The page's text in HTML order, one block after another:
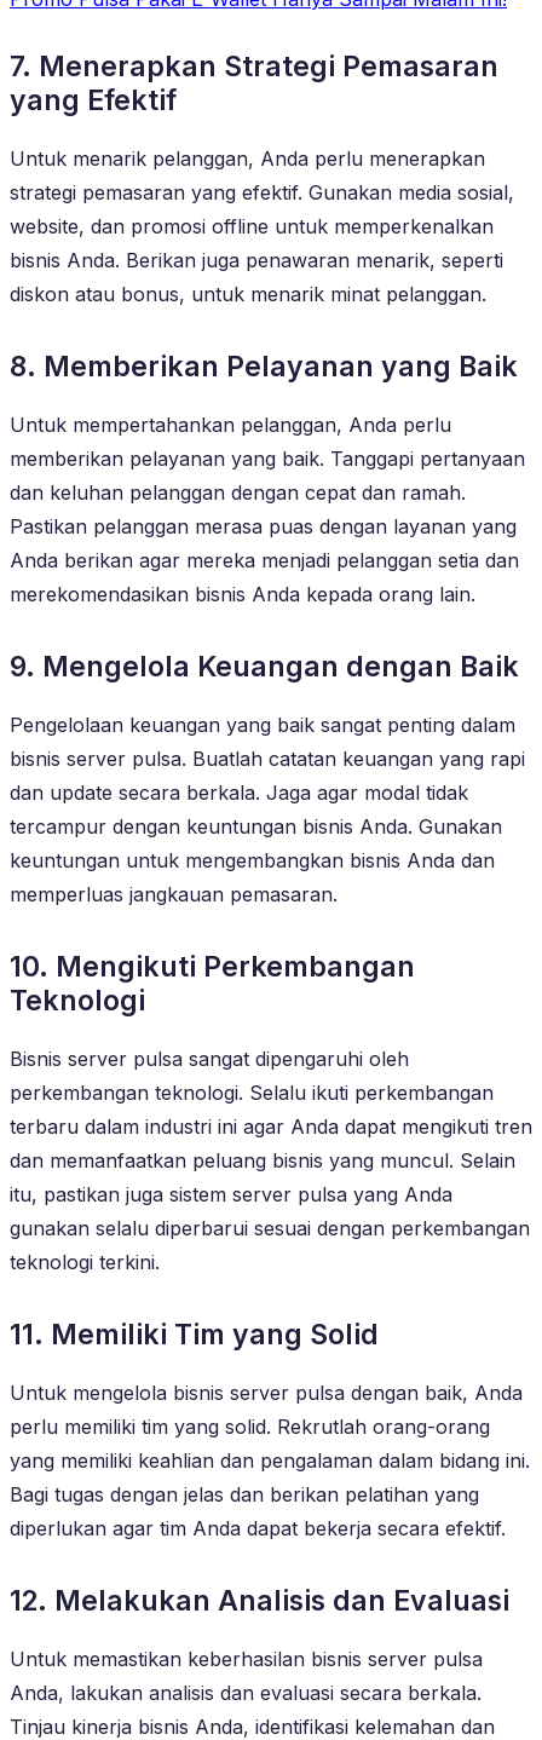
7. Menerapkan Strategi Pemasaran
yang Efektif
Untuk menarik pelanggan, Anda perlu menerapkan
strategi pemasaran yang efektif. Gunakan media sosial,
website, dan promosi offline untuk memperkenalkan
bisnis Anda. Berikan juga penawaran menarik, seperti
diskon atau bonus, untuk menarik minat pelanggan.
8. Memberikan Pelayanan yang Baik
Untuk mempertahankan pelanggan, Anda perlu
memberikan pelayanan yang baik. Tanggapi pertanyaan
dan keluhan pelanggan dengan cepat dan ramah.
Pastikan pelanggan merasa puas dengan layanan yang
Anda berikan agar mereka menjadi pelanggan setia dan
merekomendasikan bisnis Anda kepada orang lain.
9. Mengelola Keuangan dengan Baik
Pengelolaan keuangan yang baik sangat penting dalam
bisnis server pulsa. Buatlah catatan keuangan yang rapi
dan update secara berkala. Jaga agar modal tidak
tercampur dengan keuntungan bisnis Anda. Gunakan
keuntungan untuk mengembangkan bisnis Anda dan
memperluas jangkauan pemasaran.
10. Mengikuti Perkembangan
Teknologi
Bisnis server pulsa sangat dipengaruhi oleh
perkembangan teknologi. Selalu ikuti perkembangan
terbaru dalam industri ini agar Anda dapat mengikuti tren
dan memanfaatkan peluang bisnis yang muncul. Selain
itu, pastikan juga sistem server pulsa yang Anda
gunakan selalu diperbarui sesuai dengan perkembangan
teknologi terkini.
11. Memiliki Tim yang Solid
Untuk mengelola bisnis server pulsa dengan baik, Anda
perlu memiliki tim yang solid. Rekrutlah orang-orang
yang memiliki keahlian dan pengalaman dalam bidang ini.
Bagi tugas dengan jelas dan berikan pelatihan yang
diperlukan agar tim Anda dapat bekerja secara efektif.
12. Melakukan Analisis dan Evaluasi
Untuk memastikan keberhasilan bisnis server pulsa
Anda, lakukan analisis dan evaluasi secara berkala.
Tinjau kinerja bisnis Anda, identifikasi kelemahan dan